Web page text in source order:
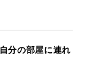
分の部屋に連れ